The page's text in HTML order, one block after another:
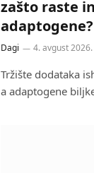
zašto raste
adaptogene?
Dagi 4. avgust 2026.
Tržište dodataka
a adaptogene